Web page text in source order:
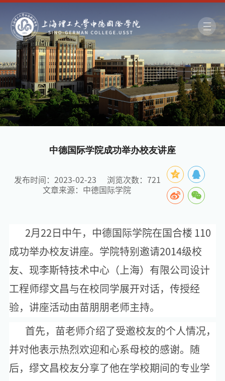
中德国际学院成功举办校友讲座
发布时间：2023-02-23 浏览次数：721
文章来源：中德国际学院
2月 22 日中午，中德国际学院在国合楼 110
成功举办校友讲座。学院特别邀请2014级校
友、现李斯特技术中心（上海）有限公司设计
工程师缪文昌与在校同学展开对话，传授经
验，讲座活动由苗朋朋老师主持。
首先，苗老师介绍了受邀校友的个人情况，
并对他表示热烈欢迎和心系母校的感谢。随
后， 缪文昌校友分享了他在学校期间的专业学